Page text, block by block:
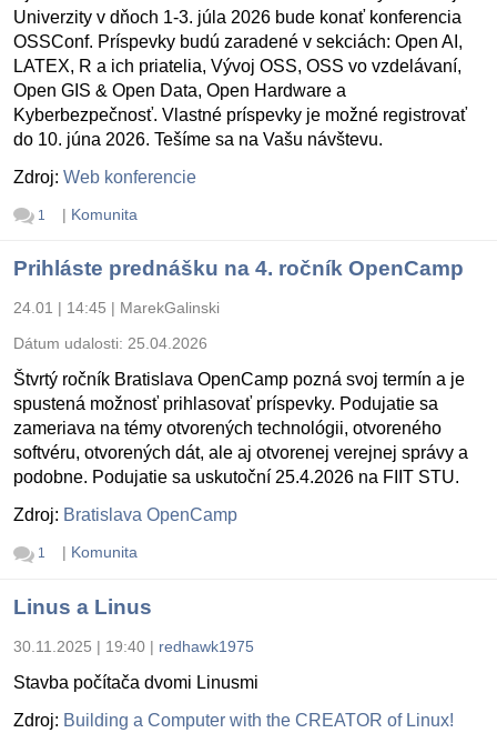
Univerzity v dňoch 1-3. júla 2026 bude konať konferencia
OSSConf. Príspevky budú zaradené v sekciách: Open AI,
LATEX, R a ich priatelia, Vývoj OSS, OSS vo vzdelávaní,
Open GIS & Open Data, Open Hardware a
Kyberbezpečnosť. Vlastné príspevky je možné registrovať
do 10. júna 2026. Tešíme sa na Vašu návštevu.
Zdroj: Web konferencie
1 | Komunita
Prihláste prednášku na 4. ročník OpenCamp
24.01 | 14:45 | MarekGalinski
Dátum udalosti: 25.04.2026
Štvrtý ročník Bratislava OpenCamp pozná svoj termín a je
spustená možnosť prihlasovať príspevky. Podujatie sa
zameriava na témy otvorených technológii, otvoreného
softvéru, otvorených dát, ale aj otvorenej verejnej správy a
podobne. Podujatie sa uskutoční 25.4.2026 na FIIT STU.
Zdroj: Bratislava OpenCamp
1 | Komunita
Linus a Linus
30.11.2025 | 19:40 | redhawk1975
Stavba počítača dvomi Linusmi
Zdroj: Building a Computer with the CREATOR of Linux!